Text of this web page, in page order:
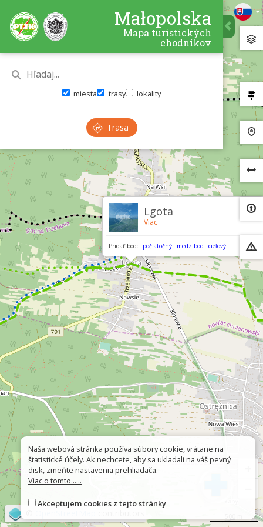
Lgota
Viac
Pridať bod: počiatočný medzibod cieľový
Małopolska
Mapa turistických
chodníkov
miesta trasy lokality
Trasa
Naša webová stránka používa súbory cookie, vrátane na
štatistické účely. Ak nechcete, aby sa ukladali na váš pevný
disk, zmeňte nastavenia prehliadača.
Viac o tomto......
Akceptujem cookies z tejto stránky